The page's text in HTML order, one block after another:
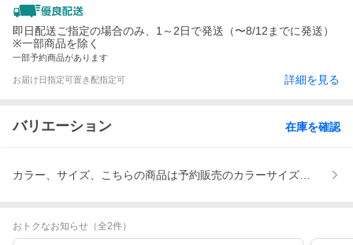
即日配送ご指定の場合のみ、1～2日で発送（〜8/12までに発送）
※一部商品を除く
一部予約商品があります
お届け日指定可置き配指定可 詳細を見る
バリエーション 在庫を確認
カラー、サイズ、こちらの商品は予約販売のカラーサイズが含ま
おトクなお知らせ （全2件）